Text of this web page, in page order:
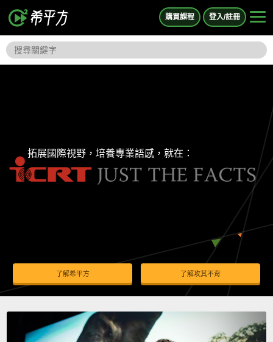
購買課程 登入/註冊
了解希平方 了解攻其不背
拓展國際視野，培養專業語感，就在：